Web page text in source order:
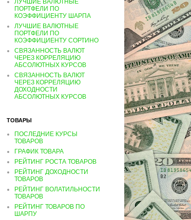
ЛУЧШИЕ ВАЛЮТНЫЕ
ПОРТФЕЛИ ПО
КОЭФФИЦИЕНТУ ШАРПА
ЛУЧШИЕ ВАЛЮТНЫЕ
ПОРТФЕЛИ ПО
КОЭФФИЦИЕНТУ СОРТИНО
СВЯЗАННОСТЬ ВАЛЮТ
ЧЕРЕЗ КОРРЕЛЯЦИЮ
АБСОЛЮТНЫХ КУРСОВ
СВЯЗАННОСТЬ ВАЛЮТ
ЧЕРЕЗ КОРРЕЛЯЦИЮ
ДОХОДНОСТИ
АБСОЛЮТНЫХ КУРСОВ
ТОВАРЫ
ПОСЛЕДНИЕ КУРСЫ
ТОВАРОВ
ГРАФИК ТОВАРА
РЕЙТИНГ РОСТА ТОВАРОВ
РЕЙТИНГ ДОХОДНОСТИ
ТОВАРОВ
РЕЙТИНГ ВОЛАТИЛЬНОСТИ
ТОВАРОВ
РЕЙТИНГ ТОВАРОВ ПО
ШАРПУ